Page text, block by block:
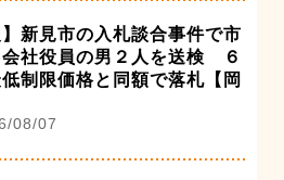
】新見市の入札談合事件で市
社役員の男２人を送検 ６
制限価格と同額で落札【岡
08/07